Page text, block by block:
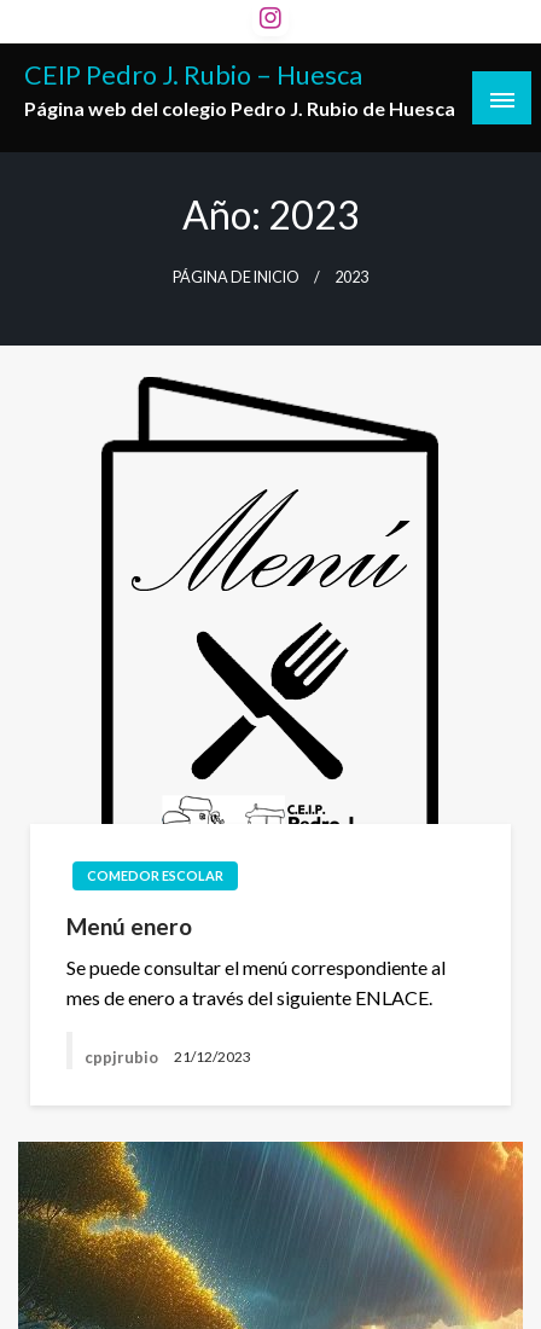
al
contenido
CEIP Pedro J. Rubio – Huesca
Página web del colegio Pedro J. Rubio de Huesca
Año: 2023
PÁGINA DE INICIO 2023
COMEDOR ESCOLAR
Menú enero
Se puede consultar el menú correspondiente al
mes de enero a través del siguiente ENLACE.
cppjrubio 21/12/2023